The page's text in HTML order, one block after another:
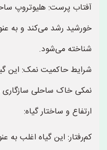
آفتاب پرست: هلیوتروپ
خورشید رشد می‌کند و به
شناخته می‌شود.
شرایط حاکمیت نمک: این
نمکی خاک ساحلی سازگاری
ارتفاع و ساختار گیاه:
کم‌رفتار: این گیاه اغلب به